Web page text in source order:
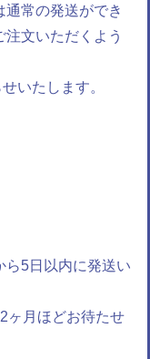
常の発送ができ
文いただくよう
いたします。
5日以内に発送い
月ほどお待たせ